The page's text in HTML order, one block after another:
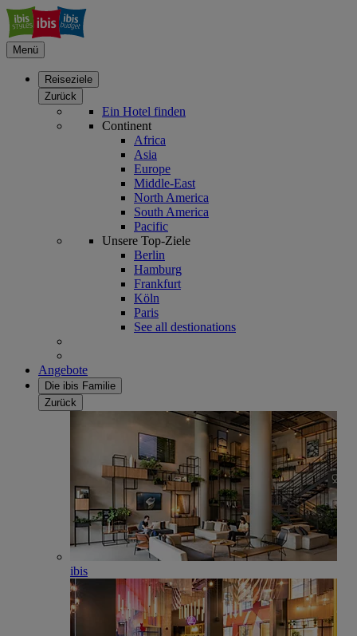
Menü
Reiseziele
Zurück
Ein Hotel finden
Continent
Africa
Asia
Europe
Middle-East
North America
South America
Pacific
Unsere Top-Ziele
Berlin
Hamburg
Frankfurt
Köln
Paris
See all destionations
Angebote
Die ibis Familie
Zurück
ibis